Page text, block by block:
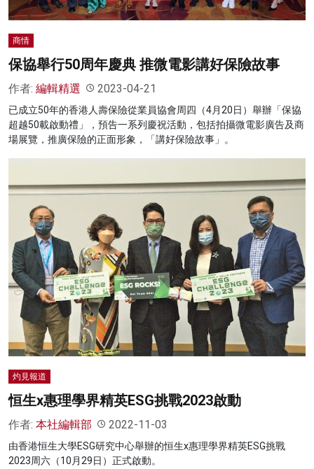
商情
保協舉行50周年慶典 推微電影講好保險故事
作者: 編輯精選 2023-04-21
已成立50年的香港人壽保險從業員協會周四（4月20日）舉辦「保協
超越50載啟動禮」，預告一系列慶祝活動，包括拍攝微電影廣告及商
場展覽，推廣保險的正面形象，「講好保險故事」。
灼見報道
恒生x惠理學界精英ESG挑戰2023啟動
作者: 本社編輯部 2022-11-03
由香港恒生大學ESG研究中心舉辦的恒生x惠理學界精英ESG挑戰
2023周六（10月29日）正式啟動。